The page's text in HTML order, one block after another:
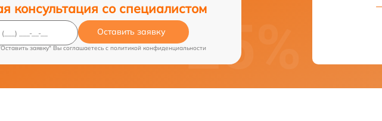
консультация со специалистом
Оставить заявку
заявку" Вы соглашаетесь c политикой конфиденциальности